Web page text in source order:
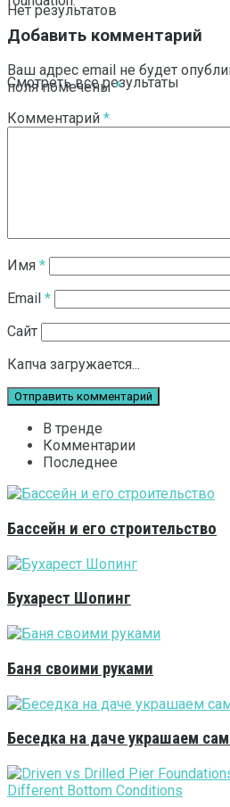
Нет результатов
Смотреть все результаты
Добавить комментарий
Ваш адрес email не будет
поля помечены*
Комментарий *
Имя *
Email *
Сайт
Капча загружается...
В тренде
Комментарии
Последнее
Бассейн и его строительство
Бухарест Шопинг
Баня своими руками
Беседка на даче украшаем